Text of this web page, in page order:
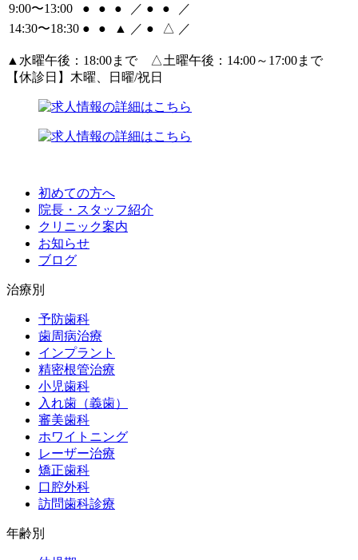
9:00〜13:00
● ● ● ／ ● ●
／
14:30〜18:30 ● ● ▲ ／ ● △ ／
▲ 水曜午後：18:00まで △土曜午後：14:00～17:00まで
【休診日】木曜、日曜/祝日
初めての方へ
院長・スタッフ紹介
クリニック案内
お知らせ
ブログ
治療別
予防歯科
歯周病治療
インプラント
精密根管治療
小児歯科
入れ歯（義歯）
審美歯科
ホワイトニング
レーザー治療
矯正歯科
口腔外科
訪問歯科診療
年齢別